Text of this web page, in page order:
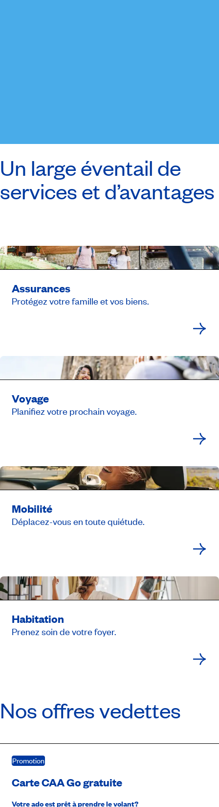
Un large éventail de
services et d’avantages
Assurances
Protégez votre famille et vos biens.
Voyage
Planifiez votre prochain voyage.
Mobilité
Déplacez-vous en toute quiétude.
Habitation
Prenez soin de votre foyer.
Nos offres vedettes
Promotion
Carte CAA Go gratuite
Votre ado est prêt à prendre le volant?